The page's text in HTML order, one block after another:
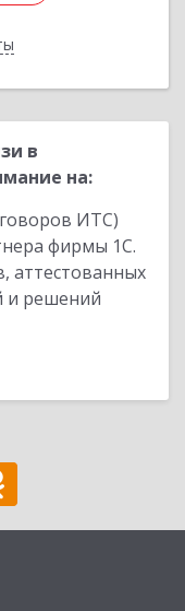
в
на:
ИТС)
фирмы 1С.
аттестованных
и решений